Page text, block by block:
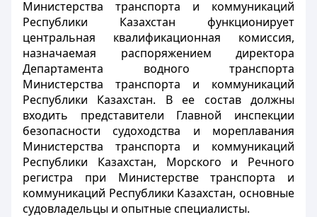
Министерства транспорта и коммуникаций
Республики Казахстан функционирует
центральная квалификационная комиссия,
назначаемая распоряжением директора
Департамента водного транспорта
Министерства транспорта и коммуникаций
Республики Казахстан. В ее состав должны
входить представители Главной инспекции
безопасности судоходства и мореплавания
Министерства транспорта и коммуникаций
Республики Казахстан, Морского и Речного
регистра при Министерстве транспорта и
коммуникаций Республики Казахстан, основные
судовладельцы и опытные специалисты.